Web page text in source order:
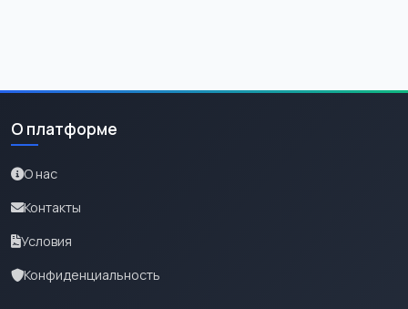
О платформе
О нас
Контакты
Условия
Конфиденциальность